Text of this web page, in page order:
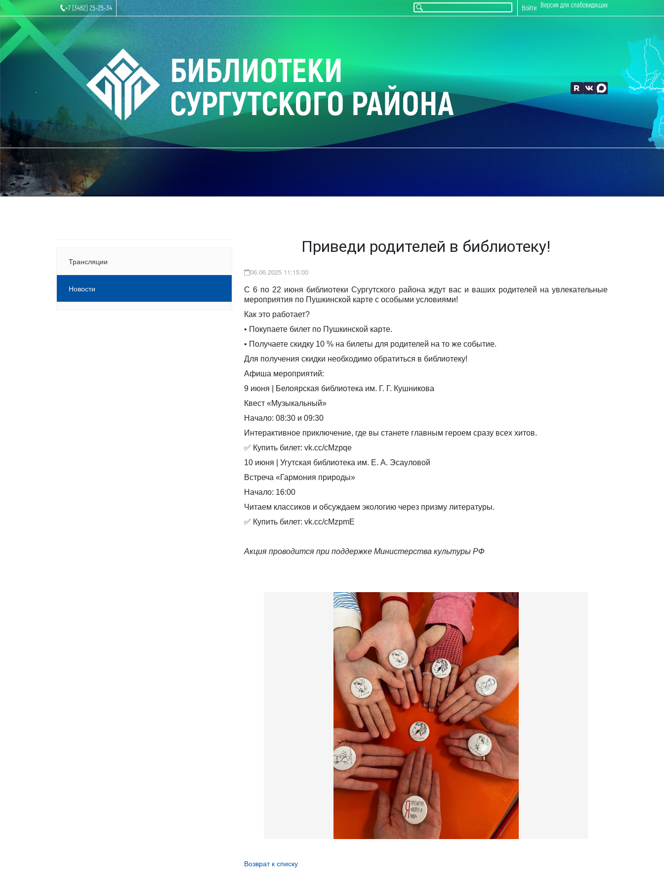
+7 (3462) 25-25-34 Версия для слабовидящих
Войти
БИБЛИОТЕКИ
СУРГУТСКОГО РАЙОНА
Трансляции
Новости
Приведи родителей в библиотеку!
06.06.2025 11:15:00
С 6 по 22 июня библиотеки Сургутского района ждут вас и ваших родителей на увлекательные
мероприятия по Пушкинской карте с особыми условиями!
Как это работает?
• Покупаете билет по Пушкинской карте.
• Получаете скидку 10 % на билеты для родителей на то же событие.
Для получения скидки необходимо обратиться в библиотеку!
Афиша мероприятий:
9 июня | Белоярская библиотека им. Г. Г. Кушникова
Квест «Музыкальный»
Начало: 08:30 и 09:30
Интерактивное приключение, где вы станете главным героем сразу всех хитов.
✅ Купить билет: vk.cc/cMzpqe
10 июня | Угутская библиотека им. Е. А. Эсауловой
Встреча «Гармония природы»
Начало: 16:00
Читаем классиков и обсуждаем экологию через призму литературы.
✅ Купить билет: vk.cc/cMzpmE
Акция проводится при поддержке Министерства культуры РФ
Возврат к списку